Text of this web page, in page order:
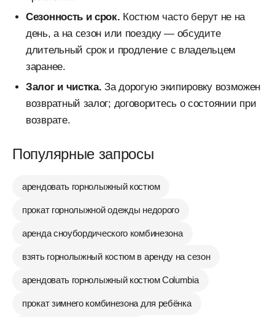
Сезонность и срок. Костюм часто берут не на
день, а на сезон или поездку — обсудите
длительный срок и продление с владельцем
заранее.
Залог и чистка. За дорогую экипировку возможен
возвратный залог; договоритесь о состоянии при
возврате.
Популярные запросы
арендовать горнолыжный костюм
прокат горнолыжной одежды недорого
аренда сноубордического комбинезона
взять горнолыжный костюм в аренду на сезон
арендовать горнолыжный костюм Columbia
прокат зимнего комбинезона для ребёнка